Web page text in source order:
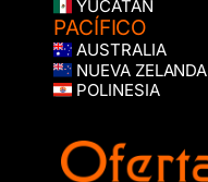
YUCATÁN
PACÍFICO
AUSTRALIA
NUEVA ZELANDA
POLINESIA